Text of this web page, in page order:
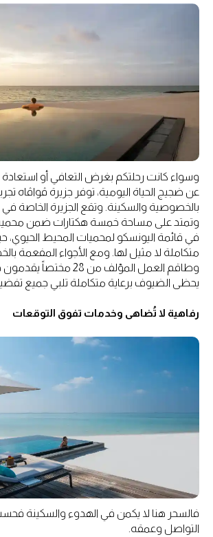
وسواء كانت رحلتكم بغرض التعافي أو استعادة
عن ضجيج الحياة اليومية، توفر جزيرة ڤواڤاه
بالخصوصية والسكينة. وتقع الجزيرة الخاصة
وتمتد على مساحة خمسة هكتارات ضمن
في قائمة اليونسكو لمحميات المحيط الحيوي،
متكاملة لا مثيل لها. ومع الأجواء المفعمة
وطاقم العمل المؤلف من 28
يحظى الضيوف برعاية متكاملة تلبي جميع
رفاهية لا تُضاهى وخدمات تفوق التوقعات
فالسحر هنا لا يكمن في الهدوء والسكينة
التواصل وعمقه.